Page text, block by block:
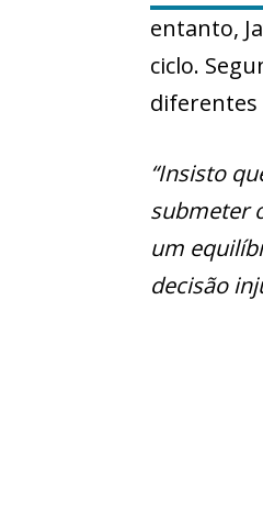
entanto,
ciclo.
diferentes
“Insisto
submeter
um
decisão